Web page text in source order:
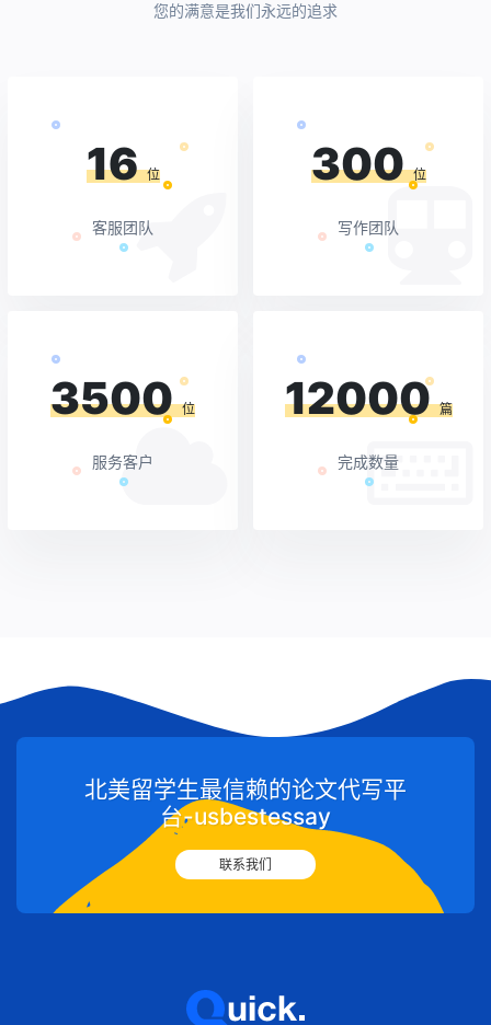
您的满意是我们永远的追求
16 位
客服团队
300 位
写作团队
3500 位
服务客户
12000 篇
完成数量
北美留学生最信赖的论文代写平
台-usbestessay
联系我们